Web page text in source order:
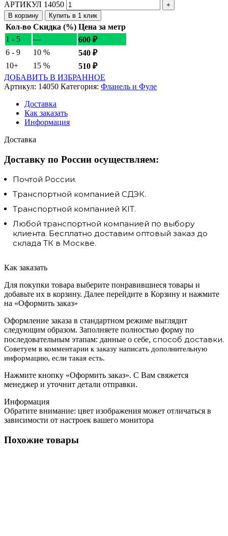
АРТИКУЛ 14050
В корзину Купить в 1 клик
Кол-во Скидка (%) Цена за метр
1 - 5
— 600 ₽
6 - 9
10 % 540 ₽
10+
15 % 510 ₽
ДОБАВИТЬ В ИЗБРАННОЕ
Артикул: 14050 Категория: Фланель и Фуле
Доставка
Как заказать
Информация
Доставка
Доставку по России осуществляем:
Почтой России.
Транспортной компанией СДЭК.
Транспортной компанией KIT.
Любой транспортной компанией по выбору
клиента. Бесплатно доставим оптовый заказ до
склада ТК в Москве.
Как заказать
Для покупки товара выберите понравившиеся товары и
добавьте их в корзину. Далее перейдите в Корзину и нажмите
на «Оформить заказ»
Оформление заказа в стандартном режиме выглядит
следующим образом. Заполняете полностью форму по
последовательным этапам: данные о себе, способ доставки.
Советуем в комментарии к заказу написать дополнительную
информацию, если такая есть.
Нажмите кнопку «Оформить заказ». С Вам свяжется
менеджер и уточнит детали отправки.
Информация
Обратите внимание: цвет изображения может отличаться в
зависимости от настроек вашего монитора
Похожие товары